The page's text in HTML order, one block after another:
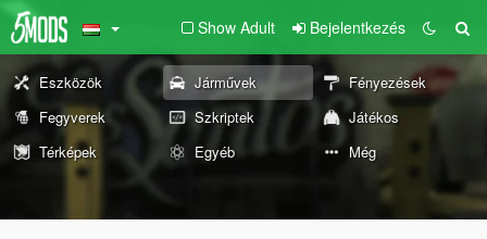
Show Adult Bejelentkezés
Eszközök Járművek
Fényezések
Fegyverek
Szkriptek
Játékos
Térképek
Egyéb Még